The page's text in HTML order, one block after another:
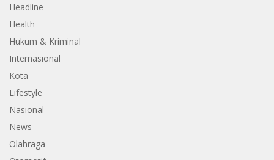
Headline
Health
Hukum & Kriminal
Internasional
Kota
Lifestyle
Nasional
News
Olahraga